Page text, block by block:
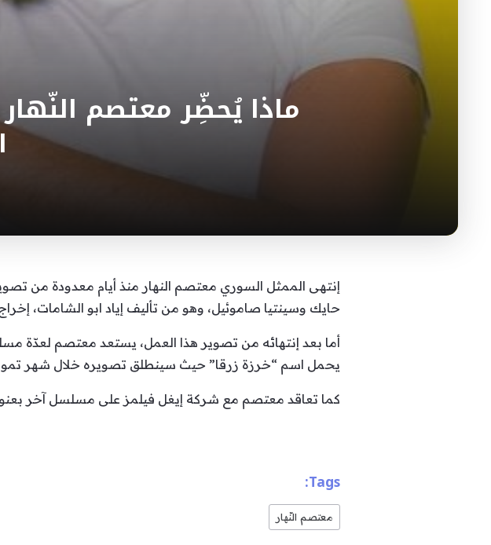
ماذا يُحضِّر معتصم
إنتهى الممثل السوري معتصم النهار منذ أيام معدودة من
حايك وسينتيا صاموئيل، وهو من تأليف إياد ابو الشامات،
أما بعد إنتهائه من تصوير هذا العمل، يستعد معتصم لعدّة
يحمل اسم “خرزة زرقا” حيث سينطلق تصويره خلال شهر
كما تعاقد معتصم مع شركة إيغل فيلمز على مسلسل آخر
Tags:
معتصم النّهار